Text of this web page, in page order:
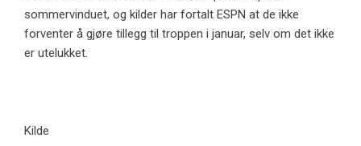
sommervinduet, og kilder har fortalt ESPN at de ikke
forventer å gjøre tillegg til troppen i januar, selv om det ikke
er utelukket.
Kilde